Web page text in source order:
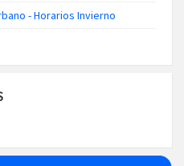
- Horarios Invierno